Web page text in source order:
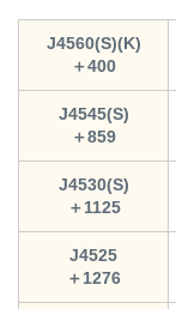
J4560(S)(K)
＋400
J4545(S)
＋859
J4530(S)
＋1125
J4525
＋1276